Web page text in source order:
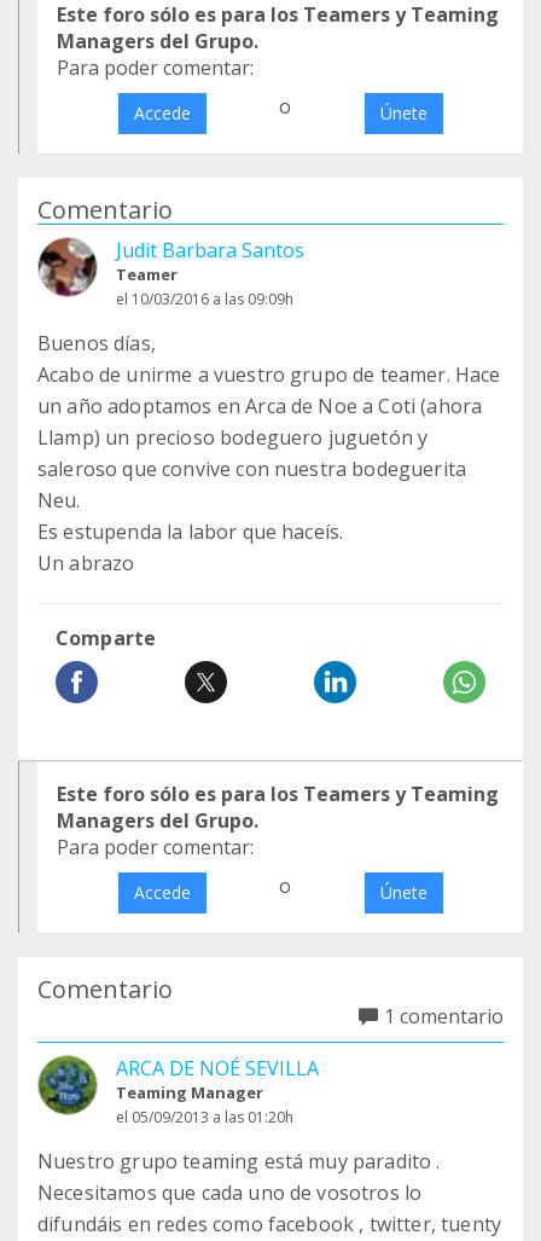
Este foro sólo es para los Teamers y Teaming
Managers del Grupo.
Para poder comentar:
Accede o Únete
Comentario
Judit Barbara Santos
Teamer
el 10/03/2016 a las 09:09h
Buenos días,
Acabo de unirme a vuestro grupo de teamer. Hace
un año adoptamos en Arca de Noe a Coti (ahora
Llamp) un precioso bodeguero juguetón y
saleroso que convive con nuestra bodeguerita
Neu.
Es estupenda la labor que haceís.
Un abrazo
Comparte
Este foro sólo es para los Teamers y Teaming
Managers del Grupo.
Para poder comentar:
Accede o Únete
Comentario
1 comentario
ARCA DE NOÉ SEVILLA
Teaming Manager
el 05/09/2013 a las 01:20h
Nuestro grupo teaming está muy paradito .
Necesitamos que cada uno de vosotros lo
difundáis en redes como facebook , twitter, tuenty